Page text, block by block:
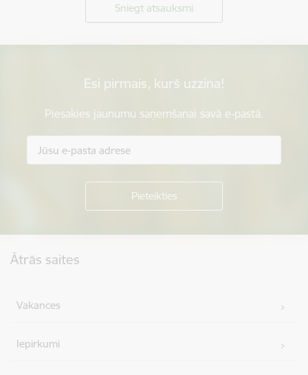
Sniegt atsauksmi
Esi pirmais, kurš uzzina!
Piesakies jaunumu saņemšanai savā e-pastā.
Ātrās saites
Vakances
Iepirkumi